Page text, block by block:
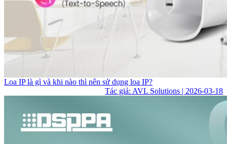
Loa IP là gì và khi nào thì nên sử dụng loa IP?
Tác giả: AVL Solutions | 2026-03-18